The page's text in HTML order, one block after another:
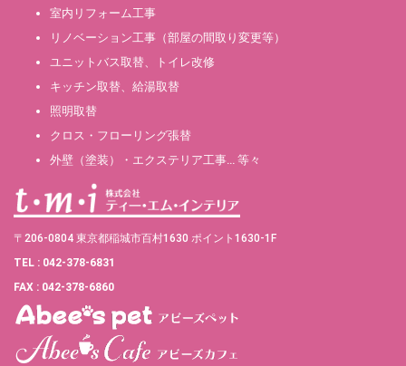
室内リフォーム工事
リノベーション工事（部屋の間取り変更等）
ユニットバス取替、トイレ改修
キッチン取替、給湯取替
照明取替
クロス・フローリング張替
外壁（塗装）・エクステリア工事… 等々
〒206-0804 東京都稲城市百村1630 ポイント1630-1F
TEL : 042-378-6831
FAX : 042-378-6860